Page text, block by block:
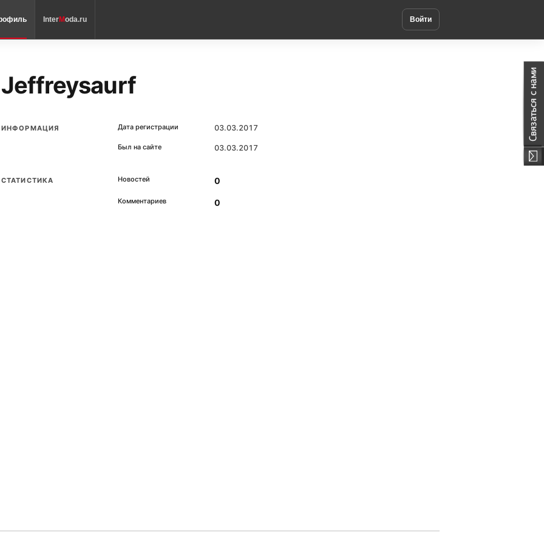
InterModa.ru Войти
Jeffreysaurf
ИНФОРМАЦИЯ Дата регистрации 03.03.2017
Был на сайте 03.03.2017
СТАТИСТИКА Новостей 0
Комментариев 0